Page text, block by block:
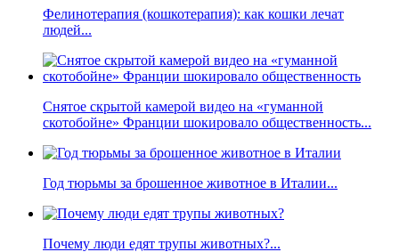
Фелинотерапия (кошкотерапия): как кошки лечат
людей...
Снятое скрытой камерой видео на «гуманной
скотобойне» Франции шокировало общественность...
Год тюрьмы за брошенное животное в Италии...
Почему люди едят трупы животных?...